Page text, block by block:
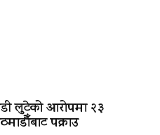
लुटेको आरोपमा २३
पक्राउ